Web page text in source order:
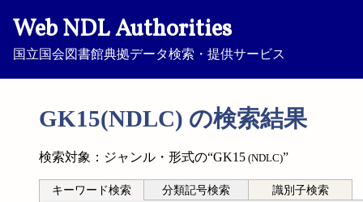
Web NDL Authorities
国立国会図書館典拠データ検索・提供サービス
GK15(NDLC) の検索結果
検索対象：ジャンル・形式の“GK15 (NDLC)”
キーワード検索 分類記号検索 識別子検索